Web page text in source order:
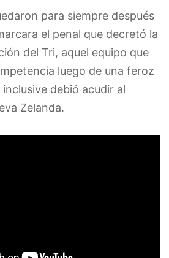
para siempre después
el penal que decretó la
del Tri, aquel equipo que
luego de una feroz
debió acudir al
Zelanda.